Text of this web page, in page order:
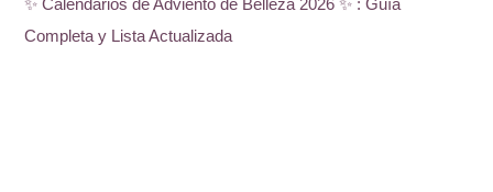
✨ Calendarios de Adviento de Belleza 2026 ✨ : Guía
Completa y Lista Actualizada